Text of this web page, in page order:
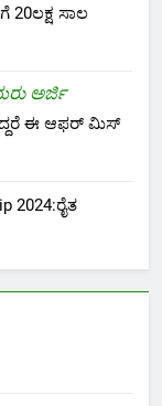
20ಲಕ್ಷ ಸಾಲ
ಅರ್ಜಿ
ಈ ಆಫರ್ ಮಿಸ್
2024:ರೈತ